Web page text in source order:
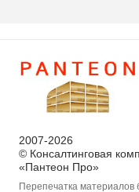
2007-2026
© Консалтинговая
«Пантеон Про»
Перепечатка материалов